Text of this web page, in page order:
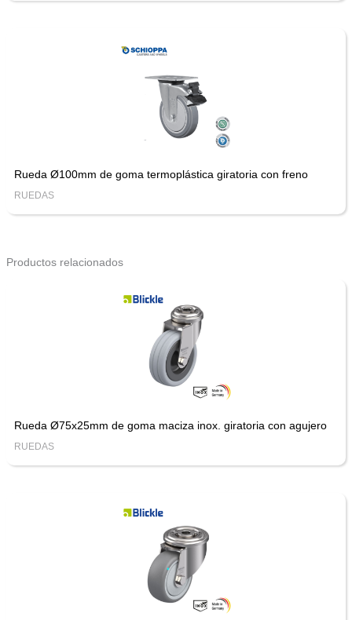
Rueda Ø100mm de goma termoplástica giratoria con freno
RUEDAS
Productos relacionados
Rueda Ø75x25mm de goma maciza inox. giratoria con agujero
RUEDAS